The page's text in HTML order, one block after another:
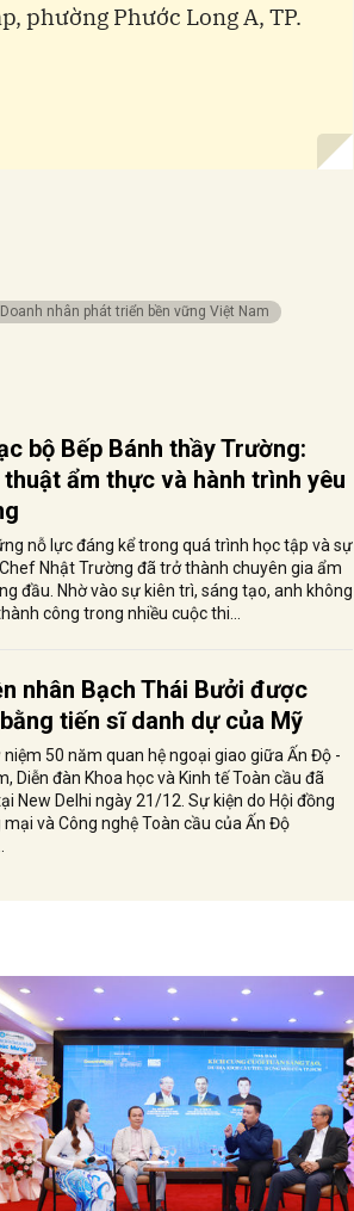
phường Phước Long A, TP.
nhân phát triển bền vững Việt Nam
bộ Bếp Bánh thầy Trường:
thuật ẩm thực và hành trình yêu
nỗ lực đáng kể trong quá trình học tập và sự
Nhật Trường đã trở thành chuyên gia ẩm
đầu. Nhờ vào sự kiên trì, sáng tạo, anh không
công trong nhiều cuộc thi...
nhân Bạch Thái Bưởi được
tiến sĩ danh dự của Mỹ
niệm 50 năm quan hệ ngoại giao giữa Ấn Độ -
Diễn đàn Khoa học và Kinh tế Toàn cầu đã
New Delhi ngày 21/12. Sự kiện do Hội đồng
và Công nghệ Toàn cầu của Ấn Độ